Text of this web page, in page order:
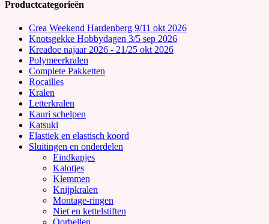
Productcategorieën
Crea Weekend Hardenberg 9/11 okt 2026
Knotsgekke Hobbydagen 3/5 sep 2026
Kreadoe najaar 2026 - 21/25 okt 2026
Polymeerkralen
Complete Pakketten
Rocailles
Kralen
Letterkralen
Kauri schelpen
Katsuki
Elastiek en elastisch koord
Sluitingen en onderdelen
Eindkapjes
Kalotjes
Klemmen
Knijpkralen
Montage-ringen
Niet en kettelstiften
Oorbellen